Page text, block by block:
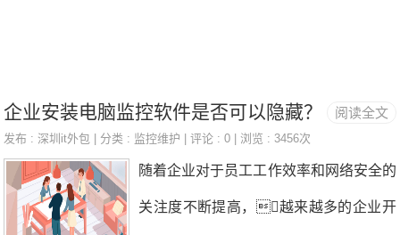
深圳罗湖IT外包公司 罗湖IT外包公司专
注IT外包服务：电脑维修、网络维护、服
务器运维、打印机传真机加粉换硒鼓、笔
记本、一体机租赁、二手电脑回收，业务
阅读全文
企业安装电脑监控软件是否可以隐藏？
发布 : 深圳it外包 | 分类 : 监控维护 | 评论 : 0 | 浏览 : 3456次
随着企业对于员工工作效率和网络安全的
关注度不断提高，越来越多的企业开